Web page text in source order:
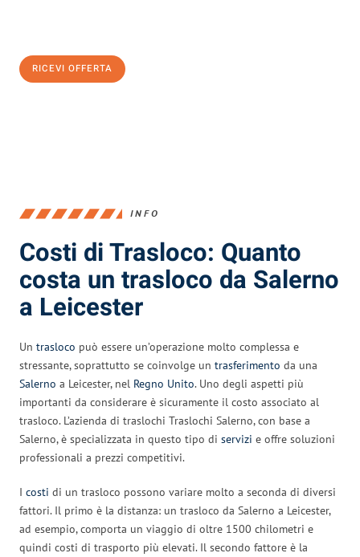
RICEVI OFFERTA
INFO
Costi di Trasloco: Quanto
costa un trasloco da Salerno
a Leicester
Un trasloco può essere un’operazione molto complessa e
stressante, soprattutto se coinvolge un trasferimento da una
Salerno a Leicester, nel Regno Unito. Uno degli aspetti più
importanti da considerare è sicuramente il costo associato al
trasloco. L’azienda di traslochi Traslochi Salerno, con base a
Salerno, è specializzata in questo tipo di servizi e offre soluzioni
professionali a prezzi competitivi.
I costi di un trasloco possono variare molto a seconda di diversi
fattori. Il primo è la distanza: un trasloco da Salerno a Leicester,
ad esempio, comporta un viaggio di oltre 1500 chilometri e
quindi costi di trasporto più elevati. Il secondo fattore è la